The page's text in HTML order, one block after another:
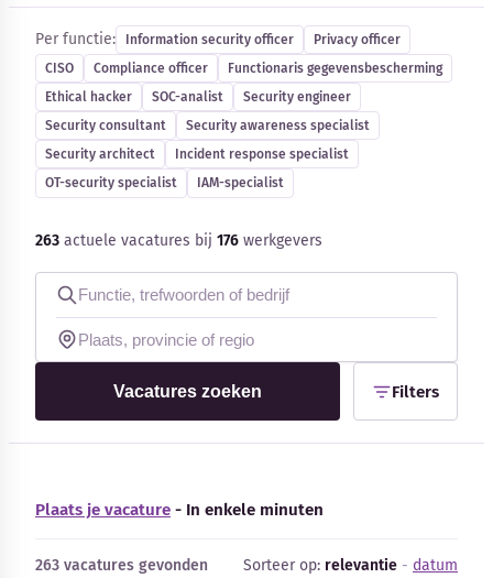
Kennisbank
Blog
Bedrijfsupdates
Externe bronnen
Woordenboek
Auteurs
Per functie: Information security officer
Privacy officer
CISO
Compliance officer
Functionaris gegevensbescherming
Ethical hacker
SOC-analist
Security engineer
Security consultant
Security awareness specialist
Security architect
Incident response specialist
OT-security specialist
IAM-specialist
263 actuele vacatures bij 176 werkgevers
Vacatures zoeken Filters
Plaats je vacature - In enkele minuten
263 vacatures gevonden Sorteer op: relevantie - datum